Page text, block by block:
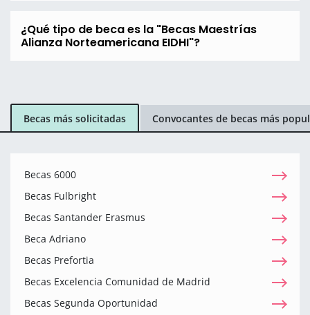
¿Qué tipo de beca es la "Becas Maestrías
Alianza Norteamericana EIDHI"?
Becas más solicitadas Convocantes de becas más
Becas 6000
Becas Fulbright
Becas Santander Erasmus
Beca Adriano
Becas Prefortia
Becas Excelencia Comunidad de Madrid
Becas Segunda Oportunidad